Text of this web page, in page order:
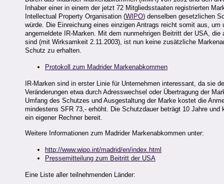
Inhaber einer in einem der jetzt 72 Mitgliedsstaaten registrierten
Intellectual Property Organisation (WIPO) denselben gesetzlichen
würde. Die Einreichung eines einzigen Antrags reicht somit aus,
angemeldete IR-Marken. Mit dem nunmehrigen Beitritt der USA,
sind (mit Wirksamkeit 2.11.2003), ist nun keine zusätzliche
Schutz zu erhalten.
Protokoll zum Madrider Markenabkommen
IR-Marken sind in erster Linie für Unternehmen interessant, da sie
Veränderungen etwa durch Adresswechsel oder Übertragung der
Umfang des Schutzes und Ausgestaltung der Marke kostet die
mindestens SFR 73,- erhöht. Die Schutzdauer beträgt 10 Jahre
ein eigener Rechner bereit.
Weitere Informationen zum Madrider Markenabkommen unter:
http://www.wipo.int/madrid/en/index.html
Pressemitteilung zum Beitritt der USA
Eine Liste aller teilnehmenden Länder: